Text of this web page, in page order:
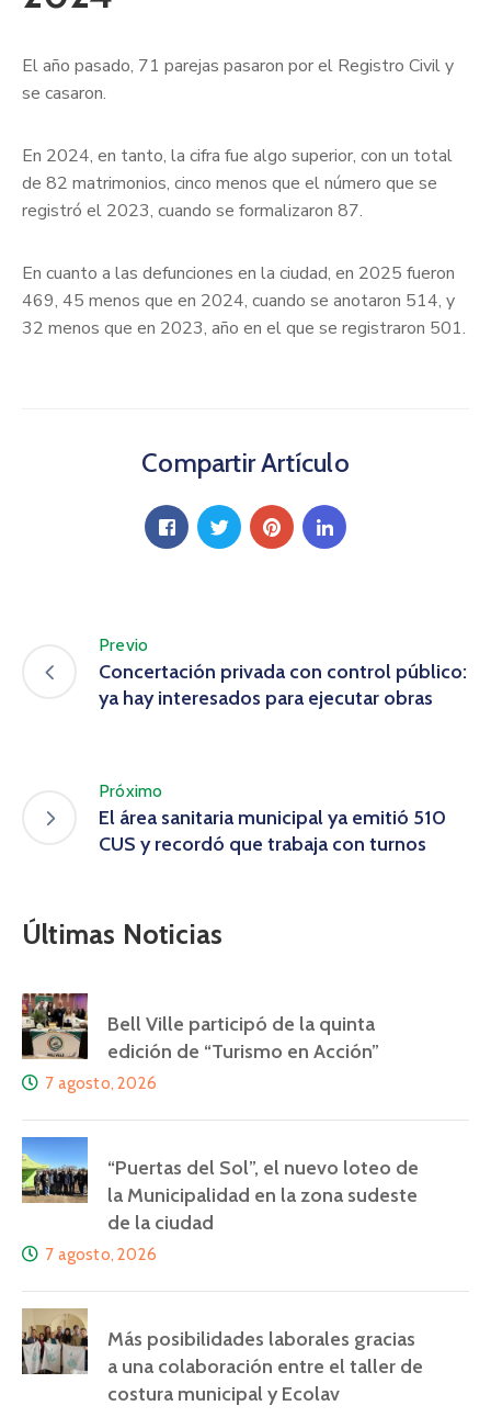
El año pasado, 71 parejas pasaron por el Registro Civil y
se casaron.
En 2024, en tanto, la cifra fue algo superior, con un total
de 82 matrimonios, cinco menos que el número que se
registró el 2023, cuando se formalizaron 87.
En cuanto a las defunciones en la ciudad, en 2025 fueron
469, 45 menos que en 2024, cuando se anotaron 514, y
32 menos que en 2023, año en el que se registraron 501.
Compartir Artículo
Previo
Concertación privada con control público:
ya hay interesados para ejecutar obras
Próximo
El área sanitaria municipal ya emitió 510
CUS y recordó que trabaja con turnos
Últimas Noticias
Bell Ville participó de la quinta
edición de “Turismo en Acción”
7 agosto, 2026
“Puertas del Sol”, el nuevo loteo de
la Municipalidad en la zona sudeste
de la ciudad
7 agosto, 2026
Más posibilidades laborales gracias
a una colaboración entre el taller de
costura municipal y Ecolav